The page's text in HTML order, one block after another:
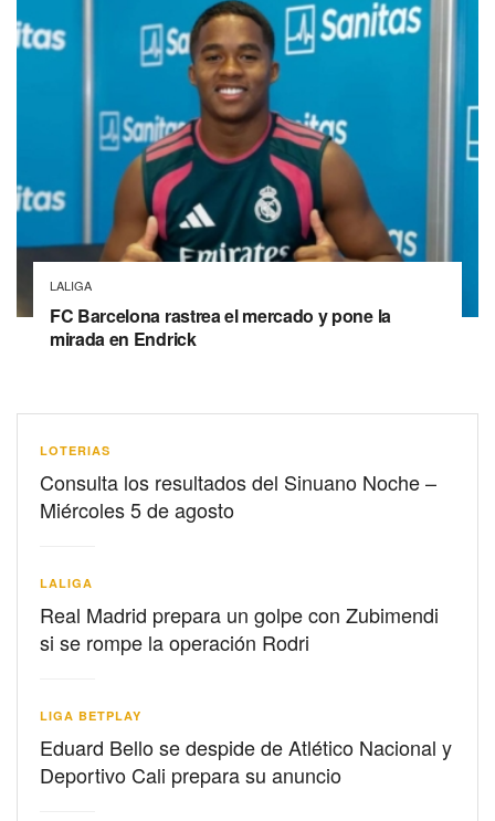
LALIGA
FC Barcelona rastrea el mercado y pone la
mirada en Endrick
LOTERIAS
Consulta los resultados del Sinuano Noche –
Miércoles 5 de agosto
LALIGA
Real Madrid prepara un golpe con Zubimendi
si se rompe la operación Rodri
LIGA BETPLAY
Eduard Bello se despide de Atlético Nacional y
Deportivo Cali prepara su anuncio